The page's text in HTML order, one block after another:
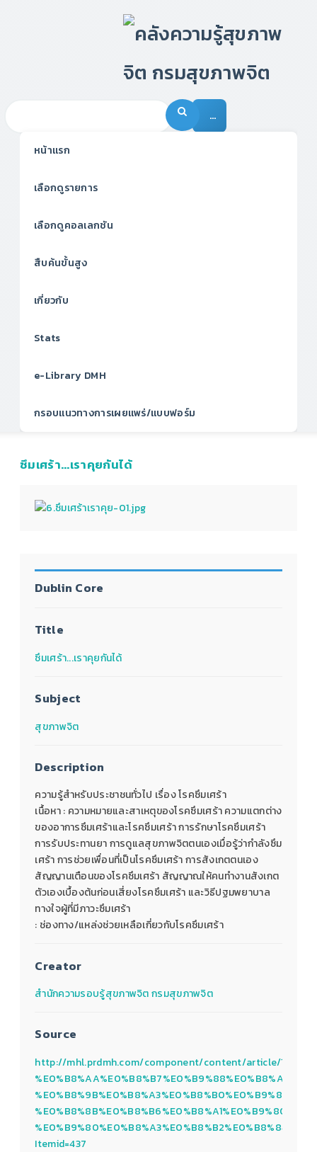
…
หน้าแรก
เลือกดูรายการ
เลือกดูคอลเลกชัน
สืบค้นขั้นสูง
เกี่ยวกับ
Stats
e-Library DMH
กรอบแนวทางการเผยแพร่/แบบฟอร์ม
ซึมเศร้า...เราคุยกันได้
Dublin Core
Title
ซึมเศร้า...เราคุยกันได้
Subject
สุขภาพจิต
Description
ความรู้สำหรับประชาชนทั่วไป เรื่อง โรคซึมเศร้า
เนื้อหา : ความหมายและสาเหตุของโรคซึมเศร้า ความแตกต่าง
ของอาการซึมเศร้าและโรคซึมเศร้า การรักษาโรคซึมเศร้า
การรับประทานยา การดูแลสุขภาพจิตตนเองเมื่อรู้ว่ากำลังซึม
เศร้า การช่วยเพื่อนที่เป็นโรคซึมเศร้า การสังเกตตนเอง
สัญญานเตือนของโรคซึมเศร้า สัญญาณให้คนทำงานสังเกต
ตัวเองเบื้องต้นก่อนเสี่ยงโรคซึมเศร้า และวิธีปฐมพยาบาล
ทางใจผู้ที่มีภาวะซึมเศร้า
: ช่องทาง/แหล่งช่วยเหลือเกี่ยวกับโรคซึมเศร้า
Creator
สำนักความรอบรู้สุขภาพจิต กรมสุขภาพจิต
Source
http://mhl.prdmh.com/component/content/article/182-
Itemid=437